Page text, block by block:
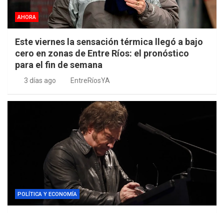
AHORA
Este viernes la sensación térmica llegó a bajo
cero en zonas de Entre Ríos: el pronóstico
para el fin de semana
3 días ago EntreRíosYA
POLÍTICA Y ECONOMÍA